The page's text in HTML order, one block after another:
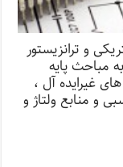
و ترانزیستور
مباحث پایه
غیرایده آل ،
و منابع ولتاژ و